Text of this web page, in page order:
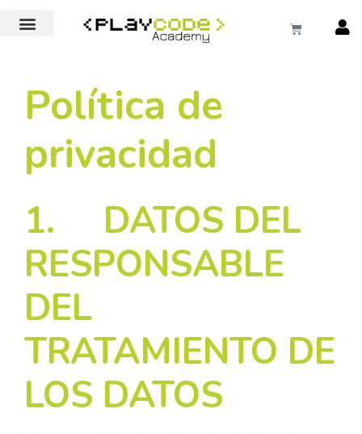
Política de
privacidad
1. DATOS DEL
RESPONSABLE
DEL
TRATAMIENTO DE
LOS DATOS